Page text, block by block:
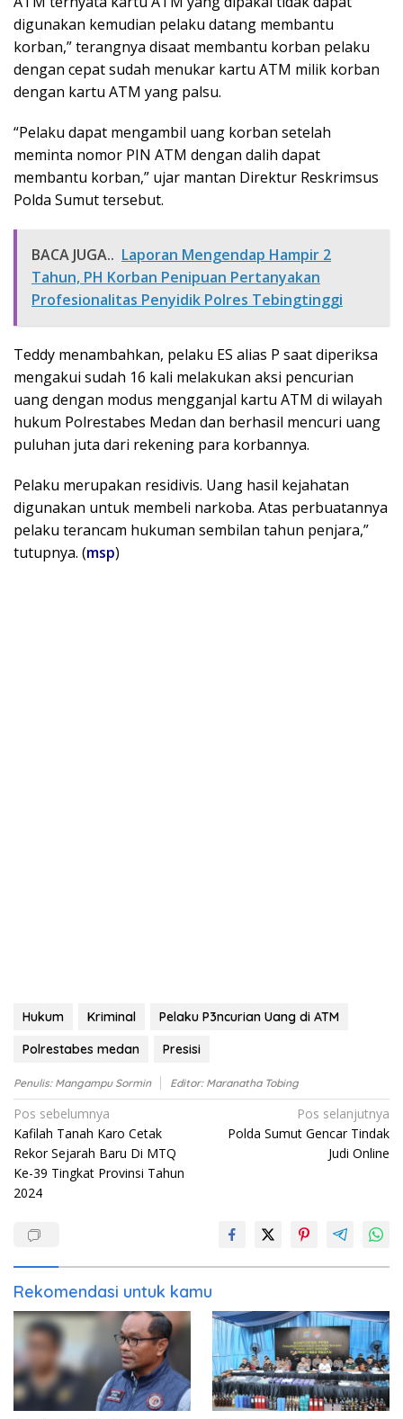
digunakan kemudian pelaku datang membantu
korban,” terangnya disaat membantu korban pelaku
dengan cepat sudah menukar kartu ATM milik korban
dengan kartu ATM yang palsu.
“Pelaku dapat mengambil uang korban setelah
meminta nomor PIN ATM dengan dalih dapat
membantu korban,” ujar mantan Direktur Reskrimsus
Polda Sumut tersebut.
BACA JUGA.. Laporan Mengendap Hampir 2
Tahun, PH Korban Penipuan Pertanyakan
Profesionalitas Penyidik Polres Tebingtinggi
Teddy menambahkan, pelaku ES alias P saat diperiksa
mengakui sudah 16 kali melakukan aksi pencurian
uang dengan modus mengganjal kartu ATM di wilayah
hukum Polrestabes Medan dan berhasil mencuri uang
puluhan juta dari rekening para korbannya.
Pelaku merupakan residivis. Uang hasil kejahatan
digunakan untuk membeli narkoba. Atas perbuatannya
pelaku terancam hukuman sembilan tahun penjara,”
tutupnya. (msp)
Hukum Kriminal
Pelaku P3ncurian Uang di ATM
Polrestabes medan
Presisi
Penulis: Mangampu Sormin Editor: Maranatha Tobing
Navigasi
pos
Pos sebelumnya
Kafilah Tanah Karo Cetak
Rekor Sejarah Baru Di MTQ
Ke-39 Tingkat Provinsi Tahun
2024
Pos selanjutnya
Polda Sumut Gencar Tindak
Judi Online
Rekomendasi untuk kamu